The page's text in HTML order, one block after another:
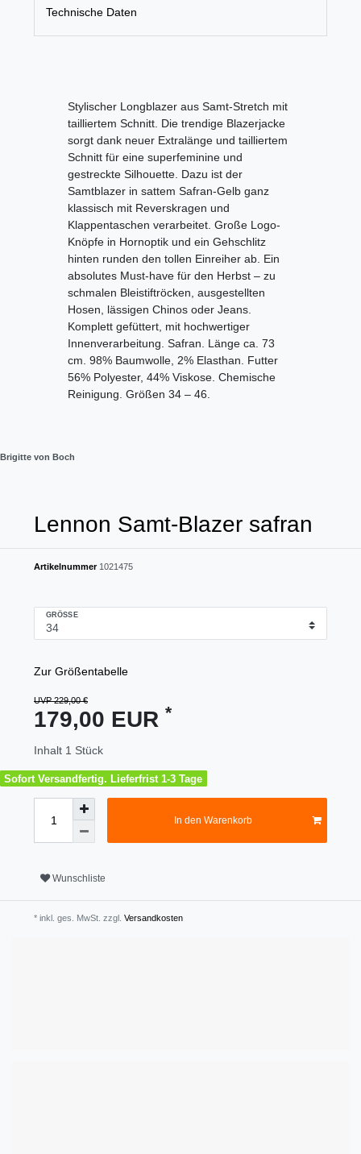
Technische Daten
Stylischer Longblazer aus Samt-Stretch mit
tailliertem Schnitt. Die trendige Blazerjacke
sorgt dank neuer Extralänge und tailliertem
Schnitt für eine superfeminine und
gestreckte Silhouette. Dazu ist der
Samtblazer in sattem Safran-Gelb ganz
klassisch mit Reverskragen und
Klappentaschen verarbeitet. Große Logo-
Knöpfe in Hornoptik und ein Gehschlitz
hinten runden den tollen Einreiher ab. Ein
absolutes Must-have für den Herbst – zu
schmalen Bleistiftröcken, ausgestellten
Hosen, lässigen Chinos oder Jeans.
Komplett gefüttert, mit hochwertiger
Innenverarbeitung. Safran. Länge ca. 73
cm. 98% Baumwolle, 2% Elasthan. Futter
56% Polyester, 44% Viskose. Chemische
Reinigung. Größen 34 – 46.
Brigitte von Boch
Lennon Samt-Blazer safran
Artikelnummer 1021475
GRÖSSE
Zur Größentabelle
UVP 229,00 €
179,00 EUR *
Inhalt 1 Stück
Sofort Versandfertig. Lieferfrist 1-3 Tage
In den Warenkorb
Wunschliste
* inkl. ges. MwSt. zzgl. Versandkosten